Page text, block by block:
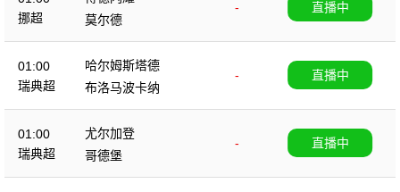
挪超
-
莫尔德
直播中
01:00
瑞典超
哈尔姆斯塔德
-
布洛马波卡纳
直播中
01:00
瑞典超
尤尔加登
-
哥德堡
直播中